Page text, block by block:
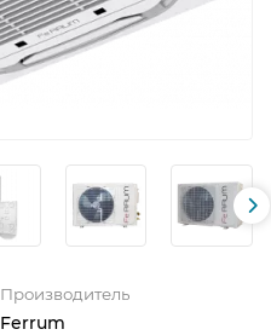
Производитель
Ferrum